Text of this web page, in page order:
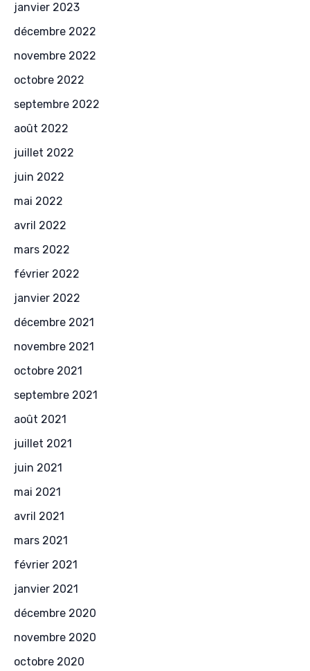
janvier 2023
décembre 2022
novembre 2022
octobre 2022
septembre 2022
août 2022
juillet 2022
juin 2022
mai 2022
avril 2022
mars 2022
février 2022
janvier 2022
décembre 2021
novembre 2021
octobre 2021
septembre 2021
août 2021
juillet 2021
juin 2021
mai 2021
avril 2021
mars 2021
février 2021
janvier 2021
décembre 2020
novembre 2020
octobre 2020